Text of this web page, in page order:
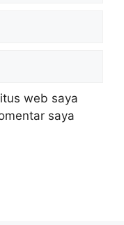
web saya
saya